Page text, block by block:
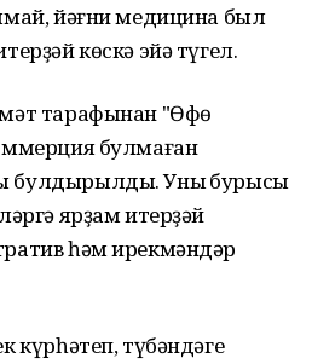
йәғни медицина был
көскә эйә түгел.
тарафынан "Өфө
булмаған
булдырылды. Уның бурысы
ярҙам итерҙәй
һәм ирекмәндәр
күрһәтеп, түбәндәге